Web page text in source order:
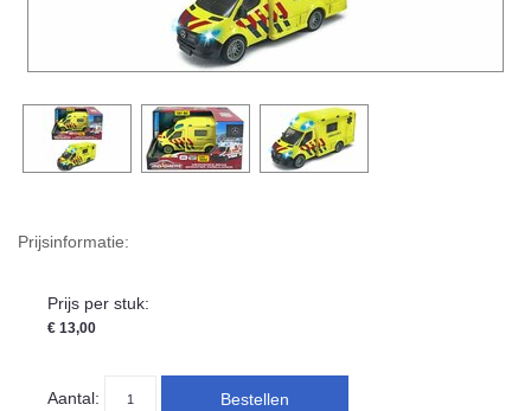
Prijsinformatie:
Prijs per stuk:
€ 13,00
Aantal: Bestellen